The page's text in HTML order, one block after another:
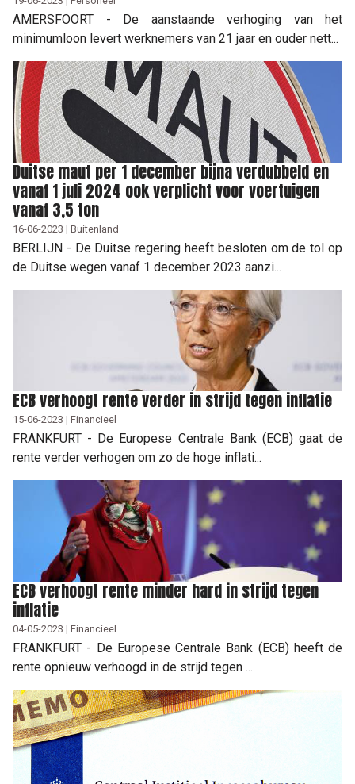
AMERSFOORT - De aanstaande verhoging van het
minimumloon levert werknemers van 21 jaar en ouder nett...
Duitse maut per 1 december bijna verdubbeld en
vanaf 1 juli 2024 ook verplicht voor voertuigen
vanaf 3,5 ton
16-06-2023 | Buitenland
BERLIJN - De Duitse regering heeft besloten om de tol op
de Duitse wegen vanaf 1 december 2023 aanzi...
ECB verhoogt rente verder in strijd tegen inflatie
15-06-2023 | Financieel
FRANKFURT - De Europese Centrale Bank (ECB) gaat de
rente verder verhogen om zo de hoge inflati...
ECB verhoogt rente minder hard in strijd tegen
inflatie
04-05-2023 | Financieel
FRANKFURT - De Europese Centrale Bank (ECB) heeft de
rente opnieuw verhoogd in de strijd tegen ...